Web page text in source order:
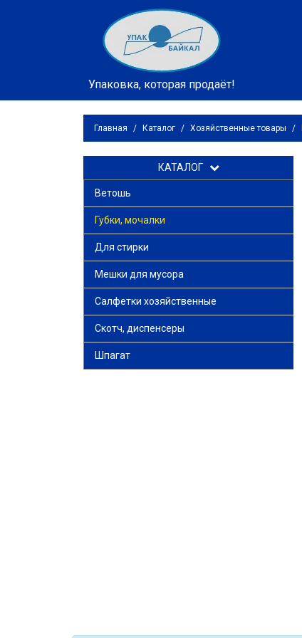
Упаковка, которая продаёт!
Главная / Каталог / Хозяйственные товары /
КАТАЛОГ
Ветошь
Губки, мочалки
Для стирки
Мешки для мусора
Салфетки хозяйственные
Скотч, диспенсеры
Шпагат